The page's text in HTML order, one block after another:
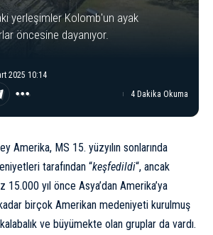
yerleşimler Kolomb'un ayak
öncesine dayanıyor.
2025 10:14
4 Dakika Okuma
Amerika, MS 15. yüzyılın sonlarında
tarafından “keşfedildi“, ancak
15.000 yıl önce Asya’dan Amerika’ya
birçok Amerikan medeniyeti kurulmuş
ve büyümekte olan gruplar da vardı.